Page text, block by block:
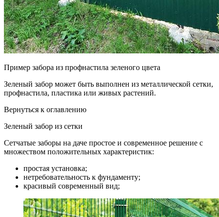
Пример забора из профнастила зеленого цвета
Зеленый забор может быть выполнен из металлической сетки,
профнастила, пластика или живых растений.
Вернуться к оглавлению
Зеленый забор из сетки
Сетчатые заборы на даче простое и современное решение с
множеством положительных характеристик:
простая установка;
нетребовательность к фундаменту;
красивый современный вид;